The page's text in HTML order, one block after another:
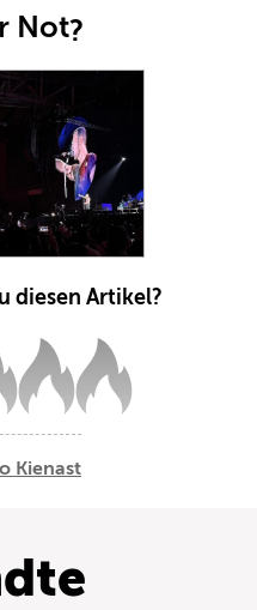
Not?
diesen Artikel?
Kienast